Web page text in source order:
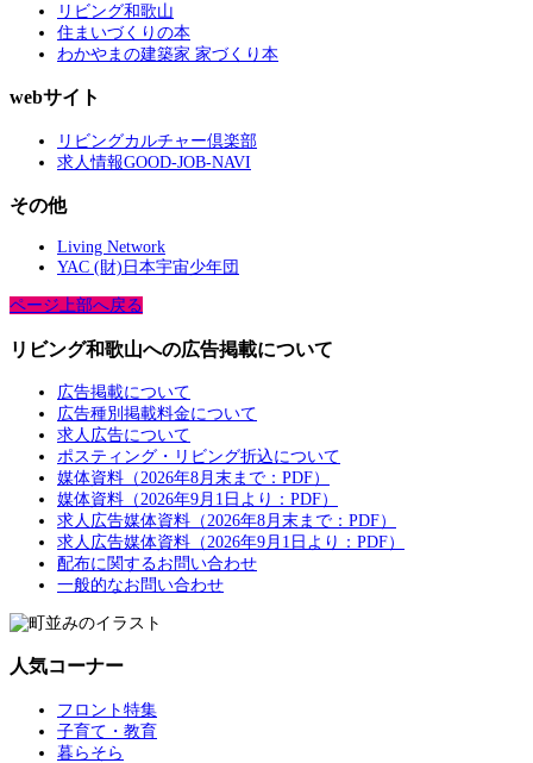
リビング和歌山
住まいづくりの本
わかやまの建築家 家づくり本
webサイト
リビングカルチャー倶楽部
求人情報GOOD-JOB-NAVI
その他
Living Network
YAC (財)日本宇宙少年団
ページ上部へ戻る
リビング和歌山への広告掲載について
広告掲載について
広告種別掲載料金について
求人広告について
ポスティング・リビング折込について
媒体資料（2026年8月末まで：PDF）
媒体資料（2026年9月1日より：PDF）
求人広告媒体資料（2026年8月末まで：PDF）
求人広告媒体資料（2026年9月1日より：PDF）
配布に関するお問い合わせ
一般的なお問い合わせ
人気コーナー
フロント特集
子育て・教育
暮らそら